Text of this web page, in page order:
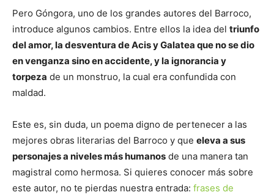
Pero Góngora, uno de los grandes autores del Barroco,
introduce algunos cambios. Entre ellos la idea del triunfo
del amor, la desventura de Acis y Galatea que no se dio
en venganza sino en accidente, y la ignorancia y
torpeza de un monstruo, la cual era confundida con
maldad.
Este es, sin duda, un poema digno de pertenecer a las
mejores obras literarias del Barroco y que eleva a sus
personajes a niveles más humanos de una manera tan
magistral como hermosa. Si quieres conocer más sobre
este autor, no te pierdas nuestra entrada: frases de